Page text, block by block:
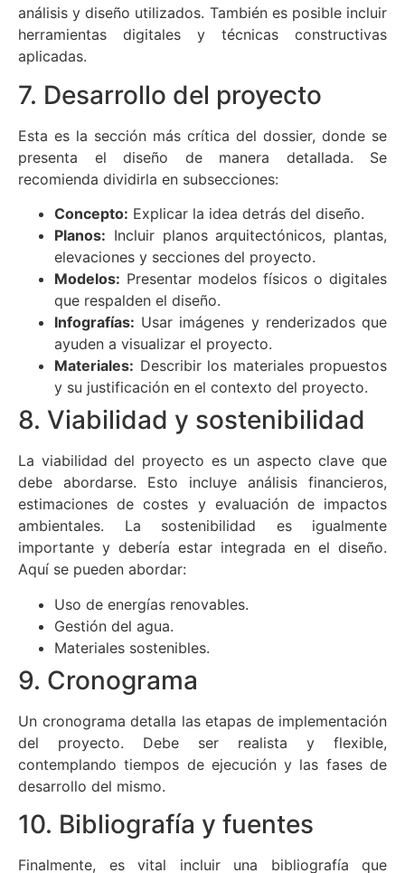
análisis y diseño utilizados. También es posible incluir
herramientas digitales y técnicas constructivas
aplicadas.
7. Desarrollo del proyecto
Esta es la sección más crítica del dossier, donde se
presenta el diseño de manera detallada. Se
recomienda dividirla en subsecciones:
Concepto: Explicar la idea detrás del diseño.
Planos: Incluir planos arquitectónicos, plantas,
elevaciones y secciones del proyecto.
Modelos: Presentar modelos físicos o digitales
que respalden el diseño.
Infografías: Usar imágenes y renderizados que
ayuden a visualizar el proyecto.
Materiales: Describir los materiales propuestos
y su justificación en el contexto del proyecto.
8. Viabilidad y sostenibilidad
La viabilidad del proyecto es un aspecto clave que
debe abordarse. Esto incluye análisis financieros,
estimaciones de costes y evaluación de impactos
ambientales. La sostenibilidad es igualmente
importante y debería estar integrada en el diseño.
Aquí se pueden abordar:
Uso de energías renovables.
Gestión del agua.
Materiales sostenibles.
9. Cronograma
Un cronograma detalla las etapas de implementación
del proyecto. Debe ser realista y flexible,
contemplando tiempos de ejecución y las fases de
desarrollo del mismo.
10. Bibliografía y fuentes
Finalmente, es vital incluir una bibliografía que